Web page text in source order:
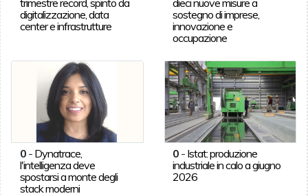
digitalizzazione, data
center e infrastrutture
sostegno di imprese,
innovazione e
occupazione
0- Dynatrace,
l'intelligenza deve
spostarsi a monte degli
stack moderni
0 - Istat: produzione
industriale in calo a giugno
2026